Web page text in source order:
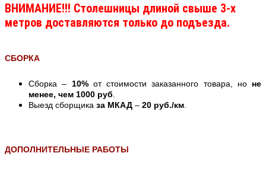
ВНИМАНИЕ!!! Столешницы длиной свыше 3-х
метров доставляются только до подъезда.
СБОРКА
Сборка – 10%от стоимости заказанного товара, но не
менее, чем 1000 руб
Выезд сборщика за МКАД – 20 руб./км
ДОПОЛНИТЕЛЬНЫЕ РАБОТЫ